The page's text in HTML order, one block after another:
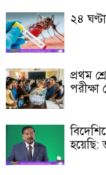
২৪
প্রথম
পরীক্ষা
হয়েছি: